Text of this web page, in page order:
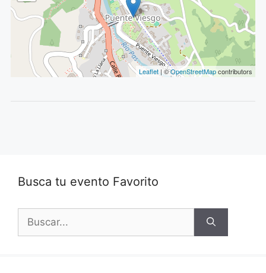
Leaflet| ©OpenStreetMapcontributors
Busca tu evento Favorito